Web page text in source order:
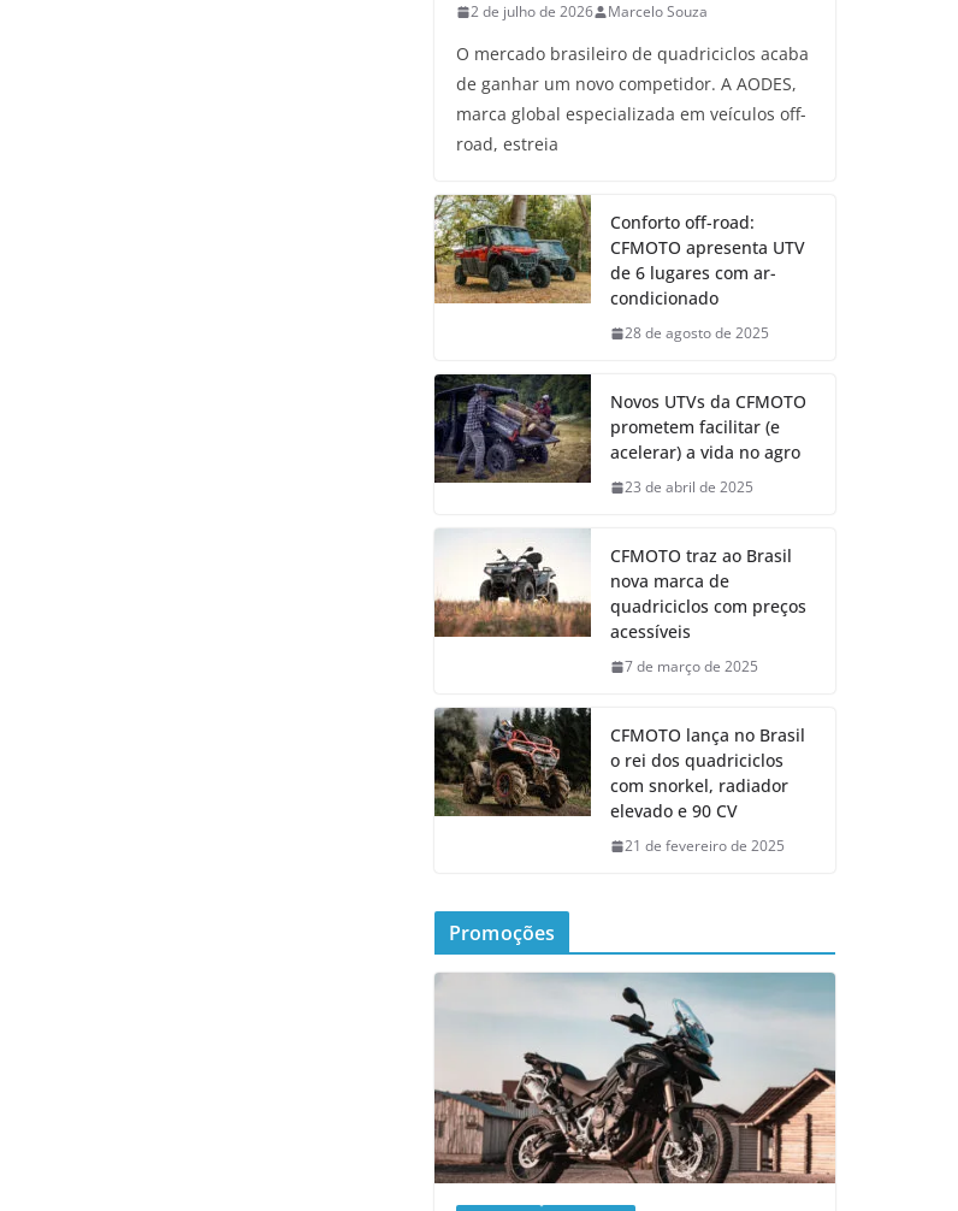
2 de julho de 2026 Marcelo Souza
O mercado brasileiro de quadriciclos acaba
de ganhar um novo competidor. A AODES,
marca global especializada em veículos off-
road, estreia
Conforto off-road:
CFMOTO apresenta UTV
de 6 lugares com ar-
condicionado
28 de agosto de 2025
Novos UTVs da CFMOTO
prometem facilitar (e
acelerar) a vida no agro
23 de abril de 2025
CFMOTO traz ao Brasil
nova marca de
quadriciclos com preços
acessíveis
7 de março de 2025
CFMOTO lança no Brasil
o rei dos quadriciclos
com snorkel, radiador
elevado e 90 CV
21 de fevereiro de 2025
Promoções